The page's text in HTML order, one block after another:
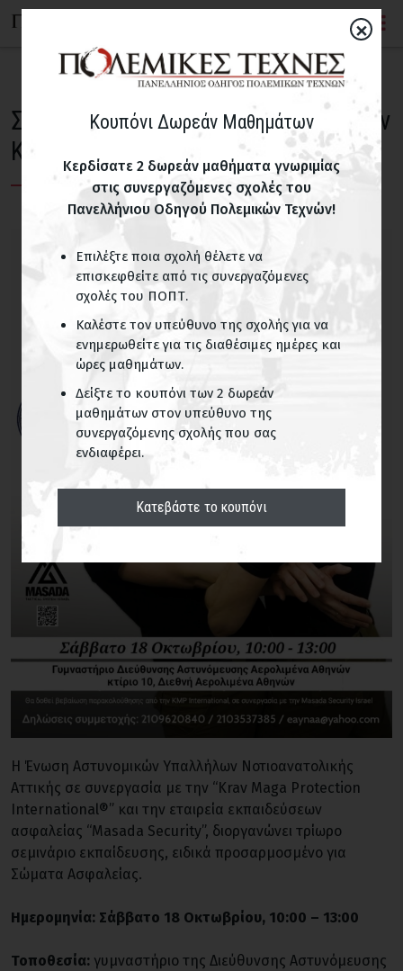
Σεμινάριο για Αστυνομικούς απο την
KMP International
Η Ένωση Αστυνομικών Υπαλλήλων Νοτιοανατολικής
Αττικής σε συνεργασία με την “Krav Maga Protection
International®” και την εταιρεία εκπαιδεύσεων
ασφαλείας “Masada Security”, διοργανώνει τρίωρο
σεμινάριο εκπαίδευσης, ειδικά προσαρμοσμένο για
Σώματα Ασφαλείας.
Ημερομηνία: Σάββατο 18 Οκτωβρίου, 10:00 – 13:00
Τοποθεσία: γυμναστήριο της Διεύθυνσης Αστυνόμευσης
×
Κουπόνι Δωρεάν Μαθημάτων
Κερδίσατε 2 δωρεάν μαθήματα γνωριμίας
στις συνεργαζόμενες σχολές του
Πανελλήνιου Οδηγού Πολεμικών Τεχνών!
Επιλέξτε ποια σχολή θέλετε να
επισκεφθείτε από τις συνεργαζόμενες
σχολές του ΠΟΠΤ.
Καλέστε τον υπεύθυνο της σχολής για να
ενημερωθείτε για τις διαθέσιμες ημέρες και
ώρες μαθημάτων.
Δείξτε το κουπόνι των 2 δωρεάν
μαθημάτων στον υπεύθυνο της
συνεργαζόμενης σχολής που σας
ενδιαφέρει.
Κατεβάστε το κουπόνι